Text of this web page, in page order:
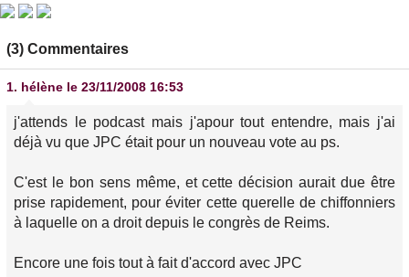
(3) Commentaires
1. hélène le 23/11/2008 16:53
j'attends le podcast mais j'apour tout entendre, mais j'ai
déjà vu que JPC était pour un nouveau vote au ps.
C'est le bon sens même, et cette décision aurait due être
prise rapidement, pour éviter cette querelle de chiffonniers
à laquelle on a droit depuis le congrès de Reims.
Encore une fois tout à fait d'accord avec JPC